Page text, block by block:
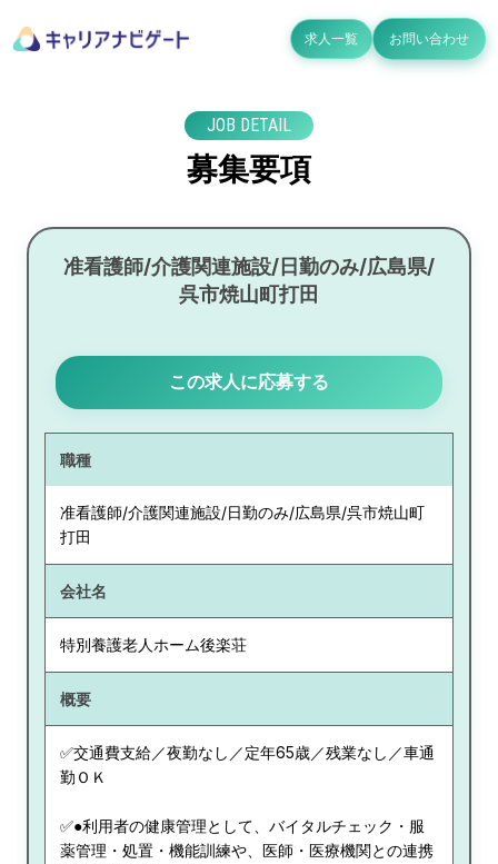
求人一覧 お問い合わせ
JOB DETAIL
募集要項
准看護師/介護関連施設/日勤のみ/広島県/
呉市焼山町打田
この求人に応募する
職種
准看護師/介護関連施設/日勤のみ/広島県/呉市焼山町
打田
会社名
特別養護老人ホーム後楽荘
概要
✅交通費支給／夜勤なし／定年65歳／残業なし／車通
勤ＯＫ
✅●利用者の健康管理として、バイタルチェック・服
薬管理・処置・機能訓練や、医師・医療機関との連携